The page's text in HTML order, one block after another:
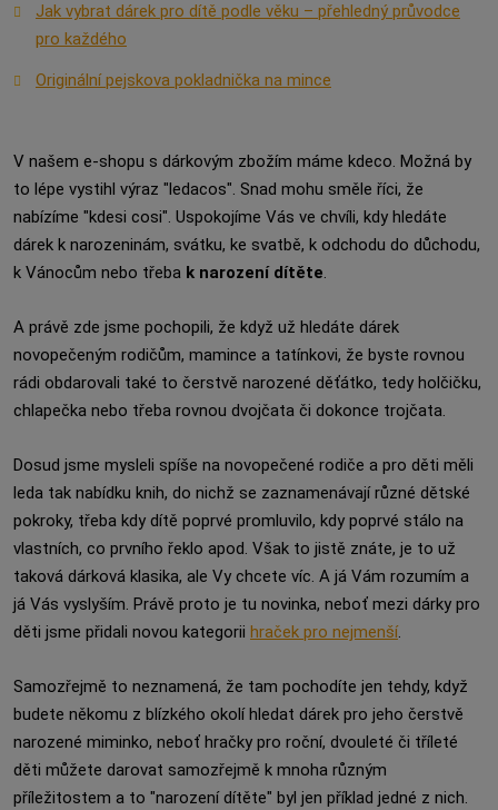
Jak vybrat dárek pro dítě podle věku – přehledný průvodce
pro každého
Originální pejskova pokladnička na mince
V našem e-shopu s dárkovým zbožím máme kdeco. Možná by
to lépe vystihl výraz "ledacos". Snad mohu směle říci, že
nabízíme "kdesi cosi". Uspokojíme Vás ve chvíli, kdy hledáte
dárek k narozeninám, svátku, ke svatbě, k odchodu do důchodu,
k Vánocům nebo třeba k narození dítěte.
A právě zde jsme pochopili, že když už hledáte dárek
novopečeným rodičům, mamince a tatínkovi, že byste rovnou
rádi obdarovali také to čerstvě narozené děťátko, tedy holčičku,
chlapečka nebo třeba rovnou dvojčata či dokonce trojčata.
Dosud jsme mysleli spíše na novopečené rodiče a pro děti měli
leda tak nabídku knih, do nichž se zaznamenávají různé dětské
pokroky, třeba kdy dítě poprvé promluvilo, kdy poprvé stálo na
vlastních, co prvního řeklo apod. Však to jistě znáte, je to už
taková dárková klasika, ale Vy chcete víc. A já Vám rozumím a
já Vás vyslyším. Právě proto je tu novinka, neboť mezi dárky pro
děti jsme přidali novou kategorii hraček pro nejmenší.
Samozřejmě to neznamená, že tam pochodíte jen tehdy, když
budete někomu z blízkého okolí hledat dárek pro jeho čerstvě
narozené miminko, neboť hračky pro roční, dvouleté či tříleté
děti můžete darovat samozřejmě k mnoha různým
příležitostem a to "narození dítěte" byl jen příklad jedné z nich.